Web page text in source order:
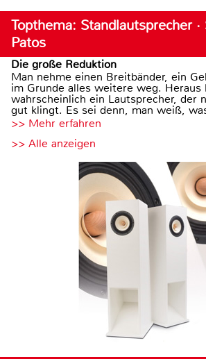
Topthema: Standlautsprecher
Patos
Die große Reduktion
Man nehme einen Breitbänder, ein
im Grunde alles weitere weg. Heraus
wahrscheinlich ein Lautsprecher, der
gut klingt. Es sei denn, man weiß,
>> Mehr erfahren
>> Alle anzeigen